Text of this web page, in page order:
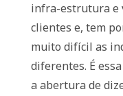
infra-estrutura e
clientes e, tem
muito difícil as
diferentes. É
a abertura de